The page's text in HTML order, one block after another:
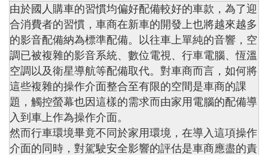
由於國人購車的習慣均偏好配備較好的車款，為了迎
合消費者的習慣，車商在新車的開發上也將越來越多
的影音配備納為標準配備。以往車上單純的音響，空
調已被複雜的影音系統、數位電視、行車電腦、恆溫
空調以及衛星導航等配備取代。對車商而言，如何將
這些複雜的操作介面整合至有限的空間是車商的課
題，觸控螢幕也因這樣的需求而由家用電腦的配備導
入到車上作為操作介面。
然而行車環境畢竟不同於家用環境，在導入這項操作
介面的同時，對駕駛安全影響的評估是車商應盡的責